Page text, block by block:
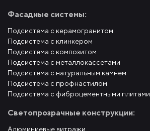
Фасадные системы:
Подсистема с керамогранитом
Подсистема с клинкером
Подсистема с композитом
Подсистема с металлокассетами
Подсистема с натуральным камнем
Подсистема с профнастилом
Подсистема с фиброцементными плитами
Светопрозрачные конструкции:
Алюминиевые витражи